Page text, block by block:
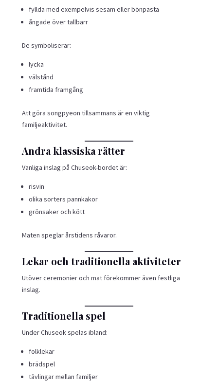
fyllda med exempelvis sesam eller bönpasta
ångade över tallbarr
De symboliserar:
lycka
välstånd
framtida framgång
Att göra songpyeon tillsammans är en viktig
familjeaktivitet.
Andra klassiska rätter
Vanliga inslag på Chuseok-bordet är:
risvin
olika sorters pannkakor
grönsaker och kött
Maten speglar årstidens råvaror.
Lekar och traditionella aktiviteter
Utöver ceremonier och mat förekommer även festliga
inslag.
Traditionella spel
Under Chuseok spelas ibland:
folklekar
brädspel
tävlingar mellan familjer